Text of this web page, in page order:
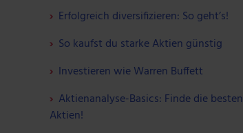
Erfolgreich diversifizieren: So geht’s!
So kaufst du starke Aktien günstig
Investieren wie Warren Buffett
Aktienanalyse-Basics: Finde die besten
Aktien!